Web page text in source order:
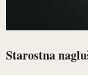
Starostna